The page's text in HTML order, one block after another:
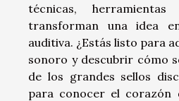
técnicas,
transforman una idea
auditiva. ¿Estás listo para
sonoro y descubrir cómo
de los grandes sellos
para conocer el corazón